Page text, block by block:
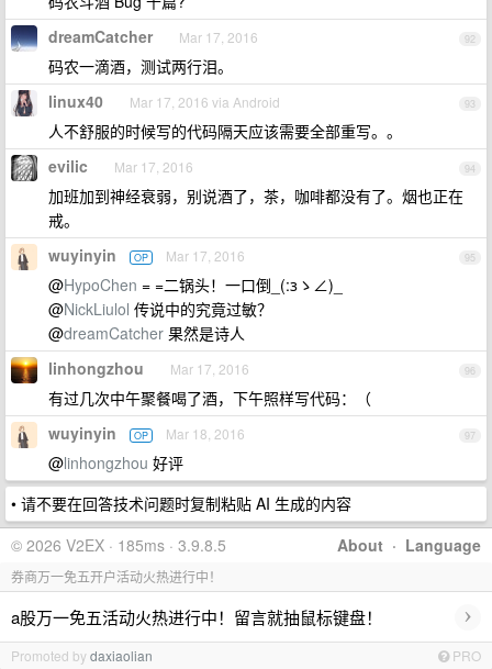
92
dreamCatcher Mar 17, 2016
码农一滴酒，测试两行泪。
93
linux40 Mar 17, 2016 via Android
人不舒服的时候写的代码隔天应该需要全部重写。。
94
evilic Mar 17, 2016
加班加到神经衰弱，别说酒了，茶，咖啡都没有了。烟也正在
戒。
95
wuyinyin OP Mar 17, 2016
@HypoChen = =二锅头！一口倒_(:зゝ∠)_
@NickLiulol 传说中的究竟过敏？
@dreamCatcher 果然是诗人
96
linhongzhou Mar 17, 2016
有过几次中午聚餐喝了酒，下午照样写代码：（
97
wuyinyin OP Mar 18, 2016
@linhongzhou 好评
• 请不要在回答技术问题时复制粘贴 AI 生成的内容
About · Language
© 2026 V2EX · 185ms · 3.9.8.5
券商万一免五开户活动火热进行中！
a股万一免五活动火热进行中！留言就抽鼠标键盘！ ›
Promoted bydaxiaolian PRO